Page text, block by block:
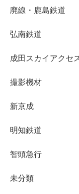
廃線・鹿島鉄道
弘南鉄道
成田スカイアクセ
撮影機材
新京成
明知鉄道
智頭急行
未分類